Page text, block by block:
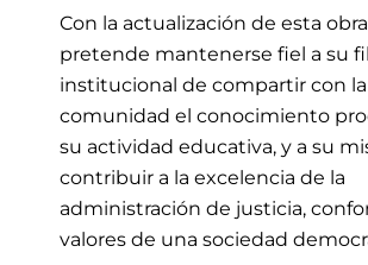
Con la actualización de esta
pretende mantenerse fiel a su
institucional de compartir con la
comunidad el conocimiento
su actividad educativa, y a su
contribuir a la excelencia de la
administración de justicia,
valores de una sociedad